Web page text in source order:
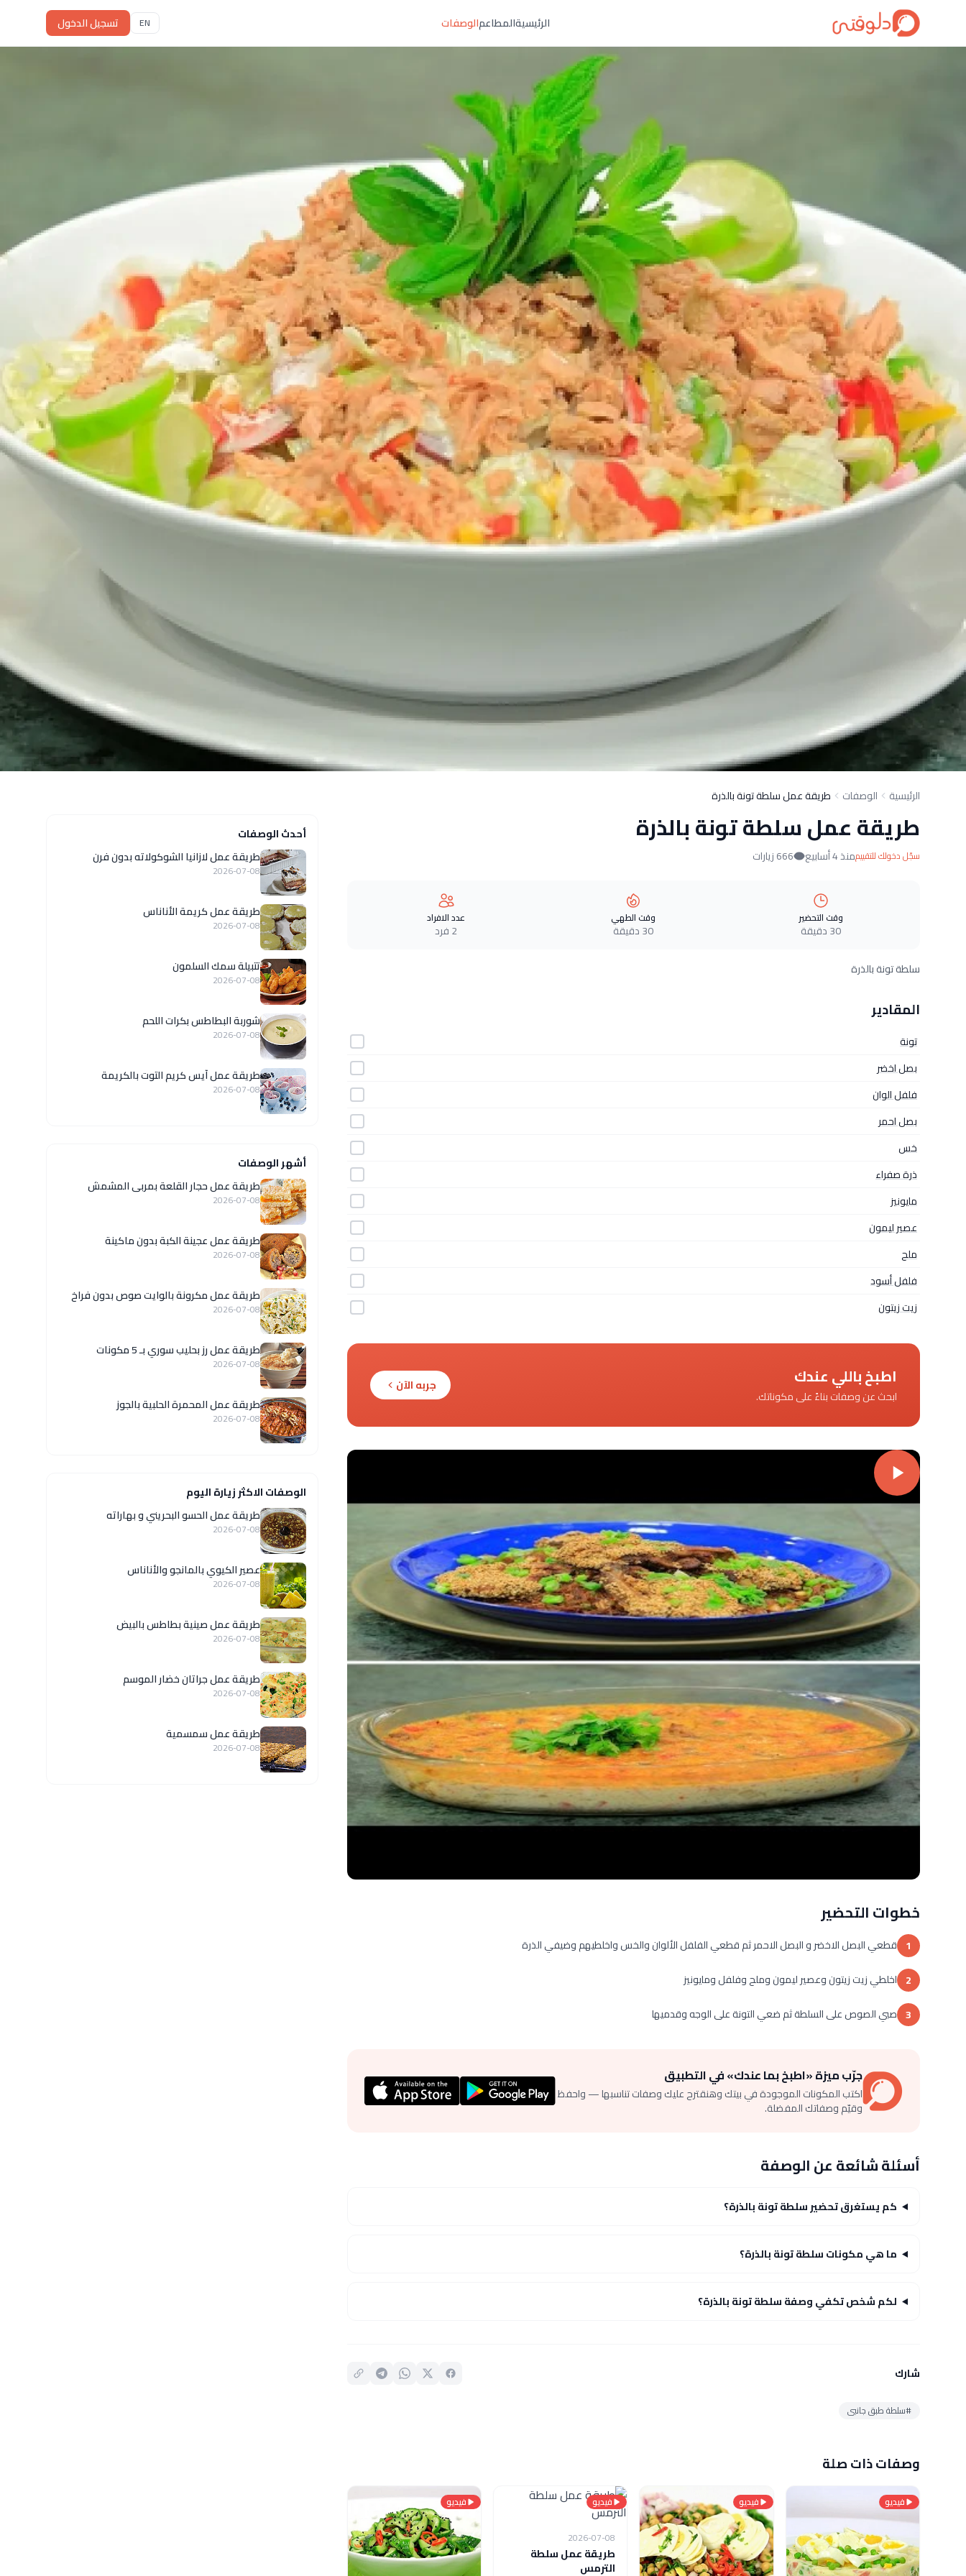
الرئيسيةالمطاعمالوصفات EN تسجيل الدخول
الرئيسية الوصفات طريقة عمل سلطة تونة بالذرة
طريقة عمل سلطة تونة بالذرة
سجّل دخولك للتقييممنذ 4 أسابيع 666 زيارات
وقت التحضير
30 دقيقة
وقت الطهي
30 دقيقة
عدد الافراد
2 فرد
سلطة تونة بالذرة
المقادير
تونة
بصل اخضر
فلفل الوان
بصل احمر
خس
ذرة صفراء
مايونيز
عصير ليمون
ملح
فلفل أسود
زيت زيتون
اطبخ باللي عندك
ابحث عن وصفات بناءً على مكوناتك.
جربه الآن
خطوات التحضير
1 قطعي البصل الاخضر و البصل الاحمر ثم قطعي الفلفل الألوان والخس واخلطيهم وضيفي الذرة
2 اخلطي زيت زيتون وعصير ليمون وملح وفلفل ومايونيز
3 صبي الصوص على السلطة ثم ضعي التونة على الوجه وقدميها
جرّب ميزة «اطبخ بما عندك» في التطبيق
اكتب المكونات الموجودة في بيتك وهنقترح عليك وصفات تناسبها — واحفظ
وقيّم وصفاتك المفضلة.
أسئلة شائعة عن الوصفة
كم يستغرق تحضير سلطة تونة بالذرة؟
ما هي مكونات سلطة تونة بالذرة؟
لكم شخص تكفي وصفة سلطة تونة بالذرة؟
شارك
#سلطة طبق جانبى
وصفات ذات صلة
فيديو فيديو فيديو
2026-07-08
طريقة عمل سلطة
الترمس
فيديو
أحدث الوصفات
طريقة عمل لازانيا الشوكولاته بدون فرن
2026-07-08
طريقة عمل كريمة الأناناس
2026-07-08
تتبيلة سمك السلمون
2026-07-08
شوربة البطاطس بكرات اللحم
2026-07-08
طريقة عمل آيس كريم التوت بالكريمة
2026-07-08
أشهر الوصفات
طريقة عمل حجار القلعة بمربى المشمش
2026-07-08
طريقة عمل عجينة الكبة بدون ماكينة
2026-07-08
طريقة عمل مكرونة بالوايت صوص بدون فراخ
2026-07-08
طريقة عمل رز بحليب سوري بـ 5 مكونات
2026-07-08
طريقة عمل المحمرة الحلبية بالجوز
2026-07-08
الوصفات الاكثر زيارة اليوم
طريقة عمل الحسو البحريني و بهاراته
2026-07-08
عصير الكيوي بالمانجو والأناناس
2026-07-08
طريقة عمل صينية بطاطس بالبيض
2026-07-08
طريقة عمل جراتان خضار الموسم
2026-07-08
طريقة عمل سمسمية
2026-07-08